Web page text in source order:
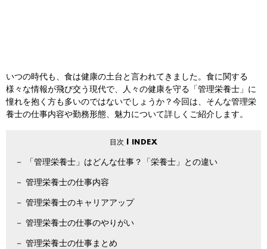
いつの時代も、食は健康の土台と言われてきました。食に関する
様々な情報が飛び交う現代で、人々の健康を守る「管理栄養士」に
憧れを抱く方も多いのではないでしょうか？今回は、そんな管理栄
養士の仕事内容や勤務形態、魅力について詳しくご紹介します。
「管理栄養士」はどんな仕事？「栄養士」との違い
管理栄養士の仕事内容
管理栄養士のキャリアアップ
管理栄養士の仕事のやりがい
管理栄養士の仕事まとめ